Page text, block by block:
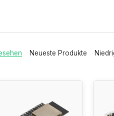
Neueste Produkte